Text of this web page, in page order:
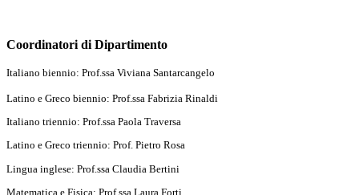
Coordinatori di Dipartimento
Italiano biennio: Prof.ssa Viviana Santarcangelo
Latino e Greco biennio: Prof.ssa Fabrizia Rinaldi
Italiano triennio: Prof.ssa Paola Traversa
Latino e Greco triennio: Prof. Pietro Rosa
Lingua inglese: Prof.ssa Claudia Bertini
Matematica e Fisica: Prof.ssa Laura Forti